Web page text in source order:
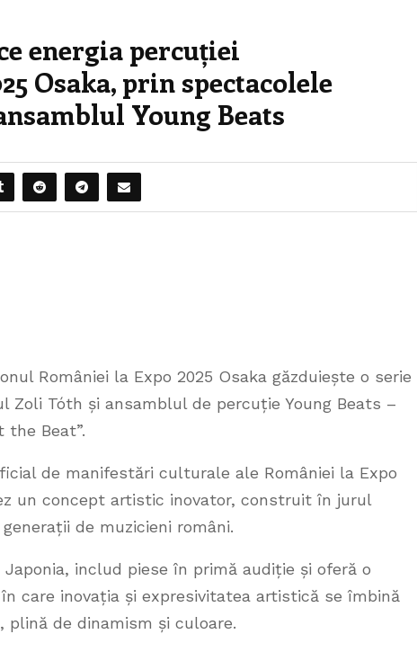
energia percuției
Osaka, prin spectacolele
Young Beats
României la Expo 2025 Osaka găzduiește o serie
Tóth și ansamblul de percuție Young Beats –
Beat”.
de manifestări culturale ale României la Expo
un concept artistic inovator, construit în jurul
de muzicieni români.
includ piese în primă audiție și oferă o
care inovația și expresivitatea artistică se îmbină
de dinamism și culoare.